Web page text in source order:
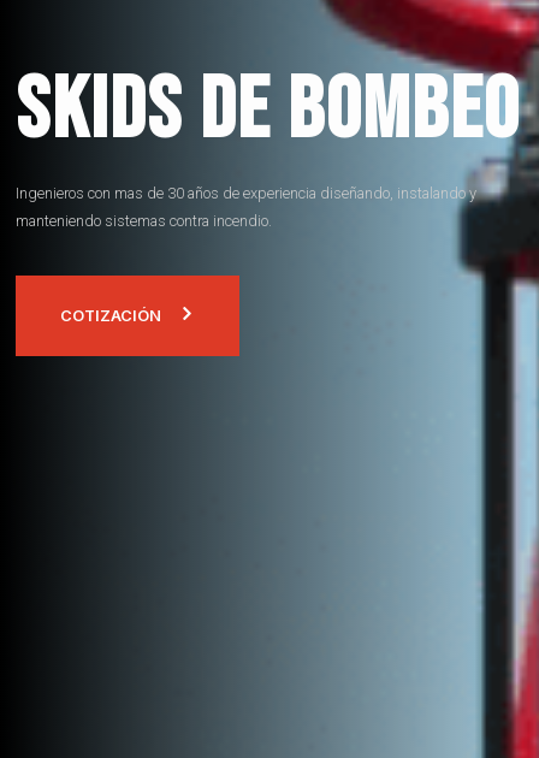
skids de bombeo
Ingenieros con mas de 30 años de experiencia diseñando, instalando y
manteniendo sistemas contra incendio.
COTIZACIÓN